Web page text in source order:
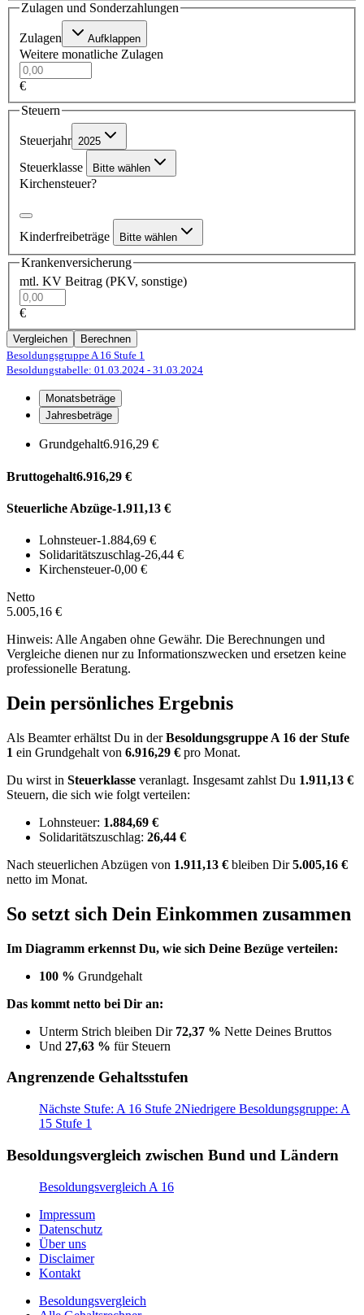
Zulagen und Sonderzahlungen
Zulagen Aufklappen
Weitere monatliche Zulagen
€
Steuern
Steuerjahr 2025
Steuerklasse Bitte wählen
Kirchensteuer?
Kinderfreibeträge Bitte wählen
Krankenversicherung
mtl. KV Beitrag (PKV, sonstige)
€
Vergleichen
Berechnen
Besoldungsgruppe A 16 Stufe 1
Besoldungstabelle: 01.03.2024 - 31.03.2024
Monatsbeträge
Jahresbeträge
Grundgehalt6.916,29 €
Bruttogehalt6.916,29 €
Steuerliche Abzüge-1.911,13 €
Lohnsteuer-1.884,69 €
Solidaritätszuschlag-26,44 €
Kirchensteuer-0,00 €
Netto
5.005,16 €
Hinweis: Alle Angaben ohne Gewähr. Die Berechnungen und
Vergleiche dienen nur zu Informationszwecken und ersetzen keine
professionelle Beratung.
Dein persönliches Ergebnis
Als Beamter erhältst Du in derBesoldungsgruppe A 16 der Stufe
1 ein Grundgehalt von 6.916,29 € pro Monat.
Du wirst in Steuerklasse veranlagt. Insgesamt zahlst Du 1.911,13 €
Steuern, die sich wie folgt verteilen:
Lohnsteuer: 1.884,69 €
Solidaritätszuschlag: 26,44 €
Nach steuerlichen Abzügen von 1.911,13 € bleiben Dir5.005,16 €
netto im Monat.
So setzt sich Dein Einkommen zusammen
Im Diagramm erkennst Du, wie sich Deine Bezüge verteilen:
100 % Grundgehalt
Das kommt netto bei Dir an:
Unterm Strich bleiben Dir 72,37 % Nette Deines Bruttos
Und 27,63 % für Steuern
Angrenzende Gehaltsstufen
Nächste Stufe: A 16 Stufe 2Niedrigere Besoldungsgruppe: A
15 Stufe 1
Besoldungsvergleich zwischen Bund und Ländern
Besoldungsvergleich A 16
Impressum
Datenschutz
Über uns
Disclaimer
Kontakt
Besoldungsvergleich